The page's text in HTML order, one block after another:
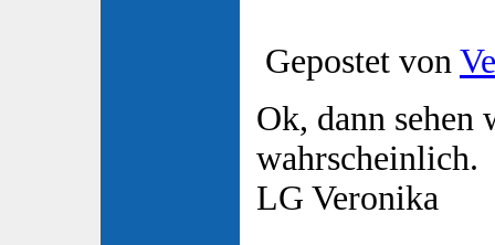
Gepostet von
Ok, dann sehen
wahrscheinlich.
LG Veronika